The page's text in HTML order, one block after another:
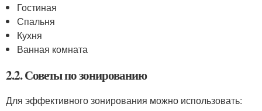
Гостиная
Спальня
Кухня
Ванная комната
2.2. Советы по зонированию
Для эффективного зонирования можно использовать: